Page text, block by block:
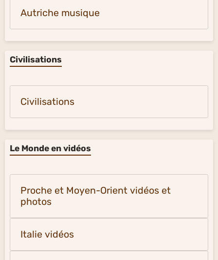
Autriche musique
Civilisations
Civilisations
Le Monde en vidéos
Proche et Moyen-Orient vidéos et
photos
Italie vidéos